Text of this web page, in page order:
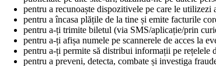
pentru a recunoaște dispozitivele pe care le
pentru a încasa plățile de la tine și emite facturile
pentru a-ți trimite biletul (via SMS/aplicație/prin
pentru a-ți afișa numele pe scannerele de acces la
pentru a-ți permite să distribui informații pe rețelele
pentru a preveni, detecta, combate și investiga